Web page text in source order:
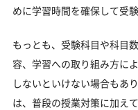
めに学習時間を確保して受
もっとも、受験科目や科目
容、学習への取り組み方に
しないといけない場合もあ
は、普段の授業対策に加え